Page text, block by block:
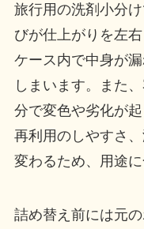
旅行用の洗剤小分
びが仕上がりを左
ケース内で中身が
しまいます。また
分で変色や劣化が
再利用のしやすさ
変わるため、用途
詰め替え前には元